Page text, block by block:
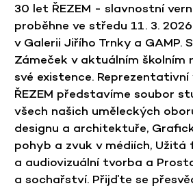
30 let ŘEZEM - slavnostní
proběhne ve středu 11. 3.
v Galerii Jiřího Trnky a GAMP.
Zámeček v aktuálním školním
své existence.
ŘEZEM představíme soubor
všech našich uměleckých
designu a architektuře,
pohyb a zvuk v médiích,
a audiovizuální tvorba a
a sochařství. Přijďte se